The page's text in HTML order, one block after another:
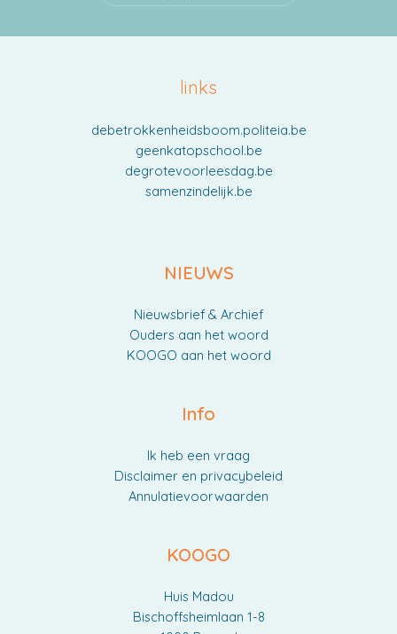
links
debetrokkenheidsboom.politeia.be
geenkatopschool.be
degrotevoorleesdag.be
samenzindelijk.be
NIEUWS
Nieuwsbrief & Archief
Ouders aan het woord
KOOGO aan het woord
Info
Ik heb een vraag
Disclaimer en privacybeleid
Annulatievoorwaarden
KOOGO
Huis Madou
Bischoffsheimlaan 1-8